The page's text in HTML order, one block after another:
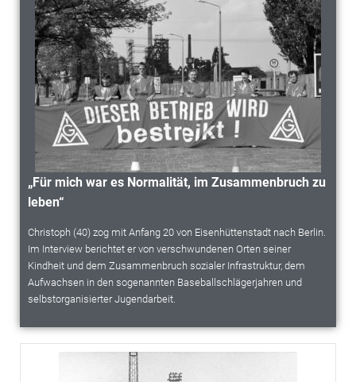
„Für mich war es Normalität, im Zusammenbruch zu
leben“
Christoph (40) zog mit Anfang 20 von Eisenhüttenstadt nach Berlin.
Im Interview berichtet er von verschwundenen Orten seiner
Kindheit und dem Zusammenbruch sozialer Infrastruktur, dem
Aufwachsen in den sogenannten Baseballschlägerjahren und
selbstorganisierter Jugendarbeit.